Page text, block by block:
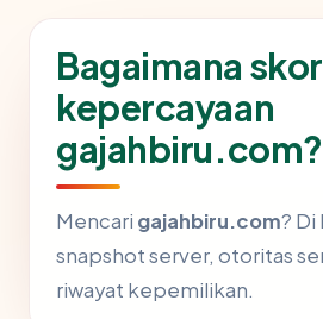
Bagaimana skor
kepercayaan
gajahbiru.com?
Mencari gajahbiru.com? Di
snapshot server, otoritas
riwayat kepemilikan.